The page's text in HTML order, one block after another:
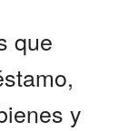
que
y